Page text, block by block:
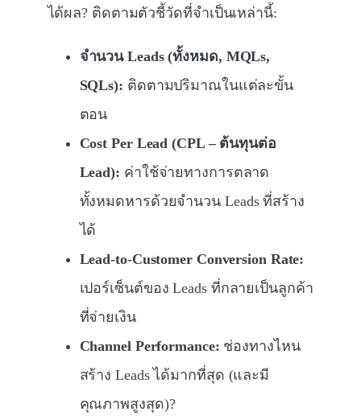
ได้ผล? ติดตามตัวชี้วัดที่จำเป็นเหล่านี้:
จำนวน Leads (ทั้งหมด, MQLs,
SQLs): ติดตามปริมาณในแต่ละขั้น
ตอน
Cost Per Lead (CPL – ต้นทุนต่อ
Lead): ค่าใช้จ่ายทางการตลาด
ทั้งหมดหารด้วยจำนวน Leads ที่สร้าง
ได้
Lead-to-Customer Conversion Rate:
เปอร์เซ็นต์ของ Leads ที่กลายเป็นลูกค้า
ที่จ่ายเงิน
Channel Performance: ช่องทางไหน
สร้าง Leads ได้มากที่สุด (และมี
คุณภาพสูงสุด)?